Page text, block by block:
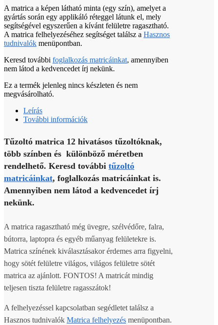
A matrica a képen látható minta (egy szín), amelyet a
gyártás során egy applikáló réteggel látunk el, mely
segítségével egyszerűen a kívánt felületre ragasztható.
A matrica felhelyezéséhez segítséget találsz a Hasznos
tudnivalók menüpontban.
Keresd további foglalkozás matricáinkat, amennyiben
nem látod a kedvencedet írj nekünk.
Ez a termék jelenleg nincs készleten és nem
megvásárolható.
Leírás
További információk
Tűzoltó matrica 12 hivatásos tűzoltóknak,
több színben és különböző méretben
rendelhető. Keresd további tűzoltó
matricáinkat, foglalkozás matricáinkat is.
Amennyiben nem látod a kedvencedet írj
nekünk.
A matrica ragasztható még üvegre, szélvédőre, falra,
bútorra, laptopra és egyéb műanyag felületekre is.
Matrica színének kiválasztásakor érdemes arra figyelni,
hogy sötét felületre világos, világos felületre sötét
matrica az ajánlott. FONTOS! A matricát mindig
teljesen tiszta felületre ragasszátok!
A felhelyezéssel kapcsolatban segédletet találsz a
Hasznos tudnivalók Matrica felhelyezés menüpontban.